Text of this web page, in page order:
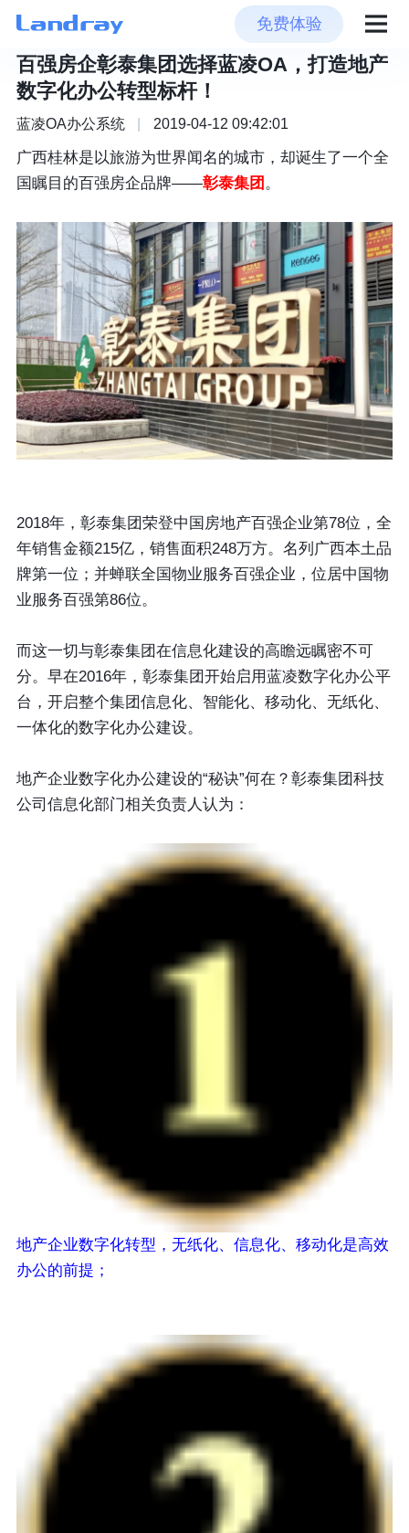
免费体验
百强房企彰泰集团选择蓝凌OA，打造地产
数字化办公转型标杆！
蓝凌OA办公系统 2019-04-12 09:42:01
广西桂林是以旅游为世界闻名的城市，却诞生了一个全
国瞩目的百强房企品牌——彰泰集团 。
2018年，彰泰集团荣登中国房地产百强企业第78位，全
年销售金额215亿，销售面积248万方。名列广西本土品
牌第一位；并蝉联全国物业服务百强企业，位居中国物
业服务百强第86位。
而这一切与彰泰集团在信息化建设的高瞻远瞩密不可
分。早在2016年，彰泰集团开始启用蓝凌数字化办公平
台，开启整个集团信息化、智能化、移动化、无纸化、
一体化的数字化办公建设。
地产企业数字化办公建设的“秘诀”何在？彰泰集团科技
公司信息化部门相关负责人认为：
地产企业数字化转型，无纸化、信息化、移动化是高效
办公的前提；